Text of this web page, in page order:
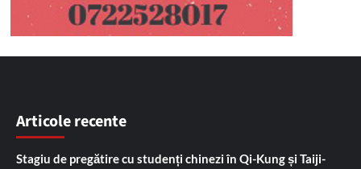
Articole recente
Stagiu de pregătire cu studenți chinezi în Qi-Kung și Taiji-